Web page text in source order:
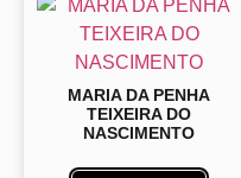
MARIA DA PENHA
TEIXEIRA DO
NASCIMENTO